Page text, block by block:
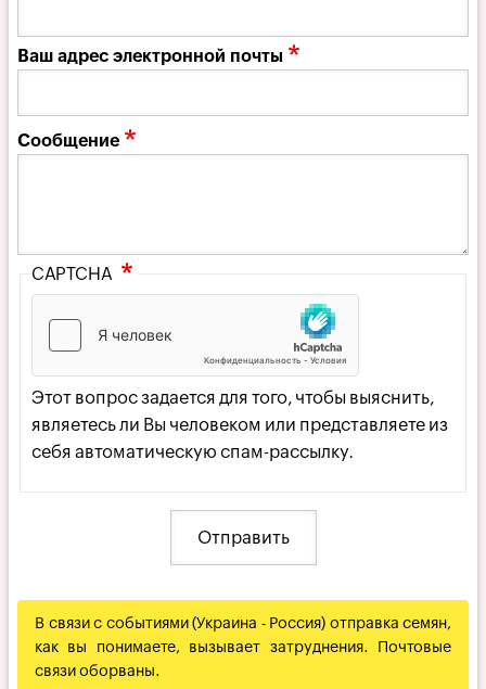
Ваш адрес электронной почты
Сообщение
CAPTCHA
Этот вопрос задается для того, чтобы выяснить,
являетесь ли Вы человеком или представляете из
себя автоматическую спам-рассылку.
В связи с событиями (Украина - Россия) отправка семян,
как вы понимаете, вызывает затруднения. Почтовые
связи оборваны.